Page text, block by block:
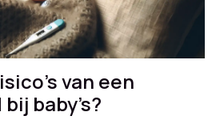
van een
baby’s?